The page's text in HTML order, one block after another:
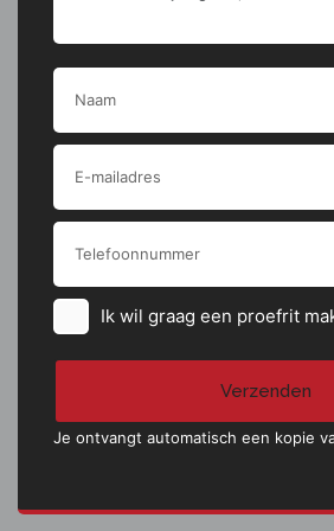
Alarmsysteem
Centrale
deurvergrendeling met
Koplampreiniging
16"""
Toon meer
Ik wil graag een proefrit
Verzenden
Je ontvangt automatisch een kopie